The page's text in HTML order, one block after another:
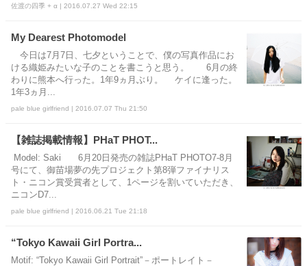
佐渡の四季 + α | 2016.07.27 Wed 22:15
My Dearest Photomodel
今日は7月7日、七夕ということで、僕の写真作品にお
ける織姫みたいな子のことを書こうと思う。 6月の終
わりに熊本へ行った。1年9ヵ月ぶり。 ケイに逢った。
1年3ヵ月...
pale blue girlfriend | 2016.07.07 Thu 21:50
【雑誌掲載情報】PHaT PHOT...
Model: Saki 6月20日発売の雑誌PHaT PHOTO7-8月
号にて、御苗場夢の先プロジェクト第8弾ファイナリス
ト・ニコン賞受賞者として、1ページを割いていただき、
ニコンD7...
pale blue girlfriend | 2016.06.21 Tue 21:18
“Tokyo Kawaii Girl Portra...
Motif: “Tokyo Kawaii Girl Portrait”－ポートレイト－